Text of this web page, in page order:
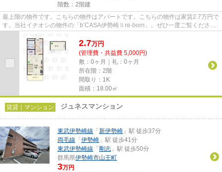
階数：2階建
最上階の物件です。こちらの物件はアパートです。こちらの物件は家賃2.7万円で
す。当社イチオシの物件の「b’CASA伊勢崎Ⅱre-born」。ぜひ一度ご覧くださ
い。伊勢崎市にある賃貸物件情報...
2.7万円
(管理費・共益費 5,000円)
敷：0ヶ月｜礼：0ヶ月
所在階：2階
間取り：1K
面積：18.00㎡
賃貸｜マンション ジュネスマンション
東武伊勢崎線 「 新伊勢崎 」駅 徒歩37分
両毛線 「 伊勢崎 」駅 徒歩41分
東武伊勢崎線 「 剛志 」駅 徒歩50分
群馬県伊勢崎市山王町
3万円